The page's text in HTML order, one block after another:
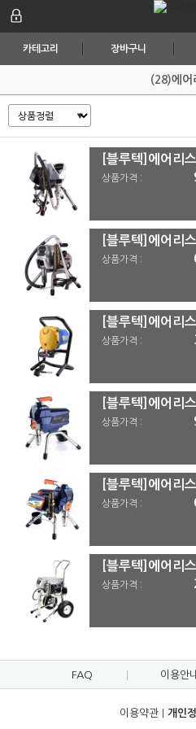
카테고리 장바구니
(28)에어
[블루텍]에어리
상품가격 :
[블루텍]에어리
상품가격 :
[블루텍]에어리
상품가격 :
[블루텍]에어리
상품가격 :
[블루텍]에어리
상품가격 :
[블루텍]에어리
상품가격 :
FAQ 이용안
이용약관| 개인